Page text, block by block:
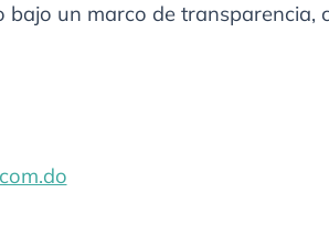
bajo un marco de transparencia,